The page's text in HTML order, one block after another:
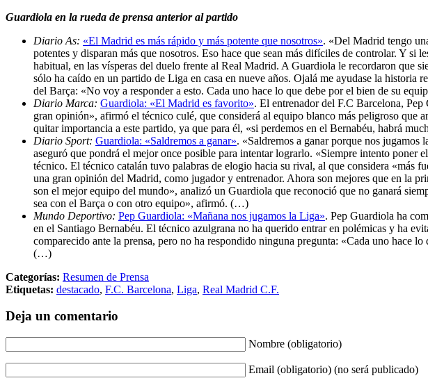
Guardiola en la rueda de prensa anterior al partido
Diario As: «El Madrid es más rápido y más potente que nosotros». «Del Madrid tengo
potentes y disparan más que nosotros. Eso hace que sean más difíciles de controlar. Y
habitual, en las vísperas del duelo frente al Real Madrid. A Guardiola le recordaron que
sólo ha caído en un partido de Liga en casa en nueve años. Ojalá me ayudase la
del Barça: «No voy a responder a esto. Cada uno hace lo que debe por el bien de su
Diario Marca: Guardiola: «El Madrid es favorito». El entrenador del F.C Barcelona,
gran opinión», afirmó el técnico culé, que considerá al equipo blanco más peligroso
quitar importancia a este partido, ya que para él, «si perdemos en el Bernabéu, habrá
Diario Sport: Guardiola: «Saldremos a ganar». «Saldremos a ganar porque nos jugamos
aseguró que pondrá el mejor once posible para intentar lograrlo. «Siempre intento
técnico. El técnico catalán tuvo palabras de elogio hacia su rival, al que considera «más
una gran opinión del Madrid, como jugador y entrenador. Ahora son mejores que en la
son el mejor equipo del mundo», analizó un Guardiola que reconoció que no ganará
sea con el Barça o con otro equipo», afirmó. (…)
Mundo Deportivo: Pep Guardiola: «Mañana nos jugamos la Liga». Pep Guardiola ha
en el Santiago Bernabéu. El técnico azulgrana no ha querido entrar en polémicas y ha
comparecido ante la prensa, pero no ha respondido ninguna pregunta: «Cada uno hace
(…)
Categorías: Resumen de Prensa
Etiquetas: destacado, F.C. Barcelona, Liga, Real Madrid C.F.
Deja un comentario
Nombre (obligatorio)
Email (obligatorio) (no será publicado)